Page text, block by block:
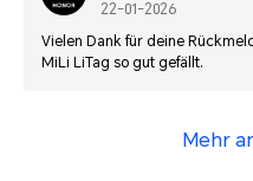
22-01-2026
Vielen Dank für deine
MiLi LiTag so gut gefällt.
Mehr